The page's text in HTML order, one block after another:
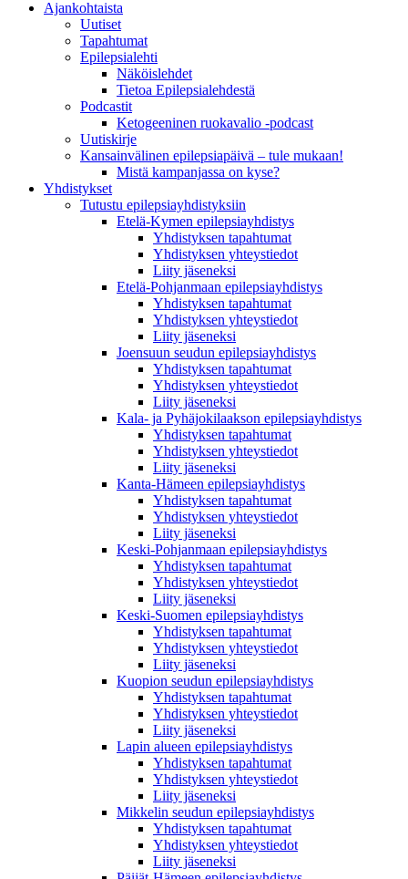
Ajankohtaista
Uutiset
Tapahtumat
Epilepsialehti
Näköislehdet
Tietoa Epilepsialehdestä
Podcastit
Ketogeeninen ruokavalio -podcast
Uutiskirje
Kansainvälinen epilepsiapäivä – tule mukaan!
Mistä kampanjassa on kyse?
Yhdistykset
Tutustu epilepsiayhdistyksiin
Etelä-Kymen epilepsiayhdistys
Yhdistyksen tapahtumat
Yhdistyksen yhteystiedot
Liity jäseneksi
Etelä-Pohjanmaan epilepsiayhdistys
Yhdistyksen tapahtumat
Yhdistyksen yhteystiedot
Liity jäseneksi
Joensuun seudun epilepsiayhdistys
Yhdistyksen tapahtumat
Yhdistyksen yhteystiedot
Liity jäseneksi
Kala- ja Pyhäjokilaakson epilepsiayhdistys
Yhdistyksen tapahtumat
Yhdistyksen yhteystiedot
Liity jäseneksi
Kanta-Hämeen epilepsiayhdistys
Yhdistyksen tapahtumat
Yhdistyksen yhteystiedot
Liity jäseneksi
Keski-Pohjanmaan epilepsiayhdistys
Yhdistyksen tapahtumat
Yhdistyksen yhteystiedot
Liity jäseneksi
Keski-Suomen epilepsiayhdistys
Yhdistyksen tapahtumat
Yhdistyksen yhteystiedot
Liity jäseneksi
Kuopion seudun epilepsiayhdistys
Yhdistyksen tapahtumat
Yhdistyksen yhteystiedot
Liity jäseneksi
Lapin alueen epilepsiayhdistys
Yhdistyksen tapahtumat
Yhdistyksen yhteystiedot
Liity jäseneksi
Mikkelin seudun epilepsiayhdistys
Yhdistyksen tapahtumat
Yhdistyksen yhteystiedot
Liity jäseneksi